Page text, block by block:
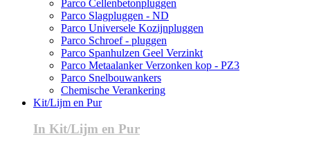
Parco Cellenbetonpluggen
Parco Slagpluggen - ND
Parco Universele Kozijnpluggen
Parco Schroef - pluggen
Parco Spanhulzen Geel Verzinkt
Parco Metaalanker Verzonken kop - PZ3
Parco Snelbouwankers
Chemische Verankering
Kit/Lijm en Pur
In Kit/Lijm en Pur